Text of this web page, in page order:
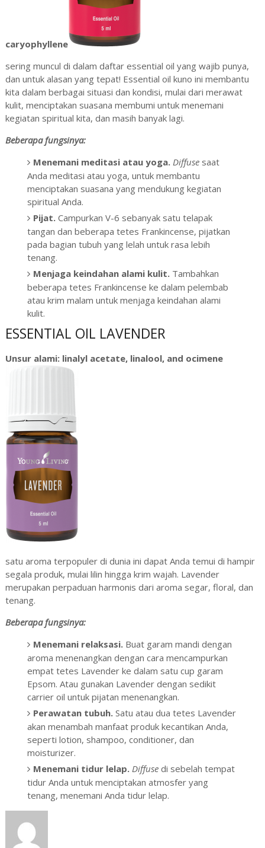
caryophyllene
sering muncul di dalam daftar essential oil yang wajib punya,
dan untuk alasan yang tepat! Essential oil kuno ini membantu
kita dalam berbagai situasi dan kondisi, mulai dari merawat
kulit, menciptakan suasana membumi untuk menemani
kegiatan spiritual kita, dan masih banyak lagi.
Beberapa fungsinya:
Menemani meditasi atau yoga. Diffuse saat
Anda meditasi atau yoga, untuk membantu
menciptakan suasana yang mendukung kegiatan
spiritual Anda.
Pijat. Campurkan V-6 sebanyak satu telapak
tangan dan beberapa tetes Frankincense, pijatkan
pada bagian tubuh yang lelah untuk rasa lebih
tenang.
Menjaga keindahan alami kulit. Tambahkan
beberapa tetes Frankincense ke dalam pelembab
atau krim malam untuk menjaga keindahan alami
kulit.
ESSENTIAL OIL LAVENDER
Unsur alami: linalyl acetate, linalool, and ocimene
satu aroma terpopuler di dunia ini dapat Anda temui di hampir
segala produk, mulai lilin hingga krim wajah. Lavender
merupakan perpaduan harmonis dari aroma segar, floral, dan
tenang.
Beberapa fungsinya:
Menemani relaksasi. Buat garam mandi dengan
aroma menenangkan dengan cara mencampurkan
empat tetes Lavender ke dalam satu cup garam
Epsom. Atau gunakan Lavender dengan sedikit
carrier oil untuk pijatan menenangkan.
Perawatan tubuh. Satu atau dua tetes Lavender
akan menambah manfaat produk kecantikan Anda,
seperti lotion, shampoo, conditioner, dan
moisturizer.
Menemani tidur lelap. Diffuse di sebelah tempat
tidur Anda untuk menciptakan atmosfer yang
tenang, menemani Anda tidur lelap.